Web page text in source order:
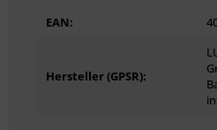
LUGATO MARMOR + GRANIT
Stunden möglich.
EAN:
Hersteller (GPSR):